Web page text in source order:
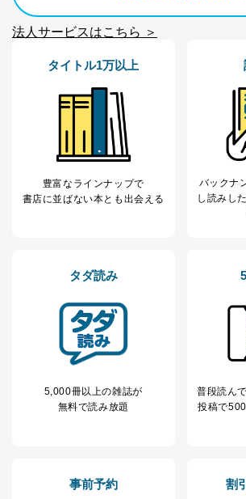
護管理者の責任のもと、個人情報を取得
株式会社富士山マガジンサービス
代表取締役会長 西野 伸一郎
個人情報保護管理者: 経営管理グループ
当社が取り扱う開示対象個人情報の利用
当社の定期購読サ
ービス等をご利用
の方の個人情報
商品代金回収のた
ス、キャンペーン
個人が特定できな
閲覧履歴や購買履
広告のため
当社にお問合わせ
お問い合わせ対応
処、オペレーター
ｅメール等による
法人サービスはこちら ＞
タイトル1万以上
豊富なラインナップで
書店に並ばない本とも出会える
バックナ
し読み し
タダ読み
5,000冊以上の雑誌が
無料で読み放題
普段読ん
投稿で
事前予約 割